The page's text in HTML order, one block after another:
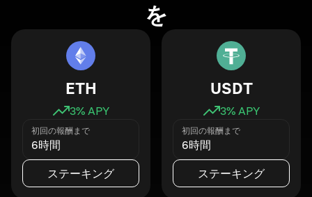
を
ETH
3% APY
初回の報酬まで
6時間
ステーキング
USDT
3% APY
初回の報酬まで
6時間
ステーキング